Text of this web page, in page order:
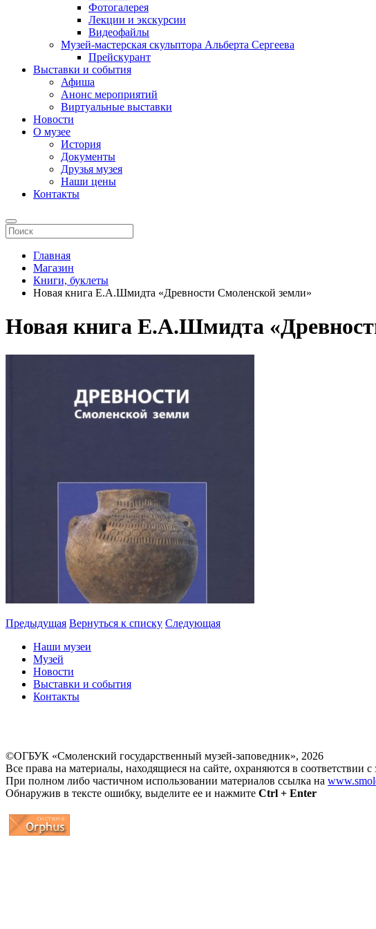
Фотогалерея
Лекции и экскурсии
Видеофайлы
Музей-мастерская скульптора Альберта Сергеева
Прейскурант
Выставки и события
Афиша
Анонс мероприятий
Виртуальные выставки
Новости
О музее
История
Документы
Друзья музея
Наши цены
Контакты
Главная
Магазин
Книги, буклеты
Новая книга Е.А.Шмидта «Древности Смоленской земли»
Новая книга Е.А.Шмидта
Предыдущая Вернуться к списку Следующая
Наши музеи
Музей
Новости
Выставки и события
Контакты
©ОГБУК «Смоленский государственный музей-заповедник», 2026
Все права на материалы, находящиеся на сайте, охраняются в соответствии
При полном либо частичном использовании материалов ссылка на
Обнаружив в тексте ошибку, выделите ее и нажмите Ctrl + Enter